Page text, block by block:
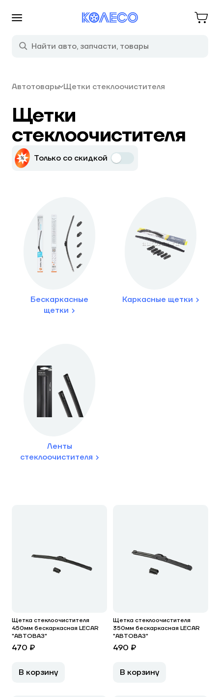
Автотовары Щетки стеклоочистителя
Щетки
стеклоочистителя
Только со скидкой
Бескаркасные
щетки
Каркасные щетки
Ленты
стеклоочистителя
Щетка стеклоочистителя
450мм бескаркасная LECAR
"АВТОВАЗ"
470 ₽
В корзину
Щетка стеклоочистителя
350мм бескаркасная LECAR
"АВТОВАЗ"
490 ₽
В корзину